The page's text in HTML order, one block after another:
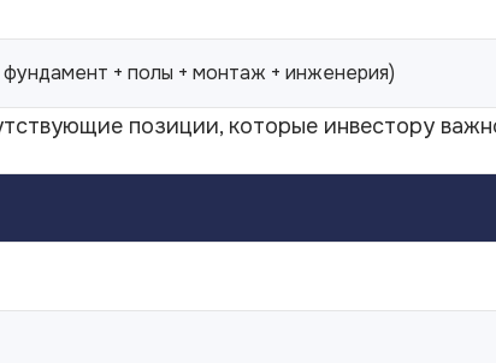
+ полы + монтаж + инженерия)
позиции, которые инвестору